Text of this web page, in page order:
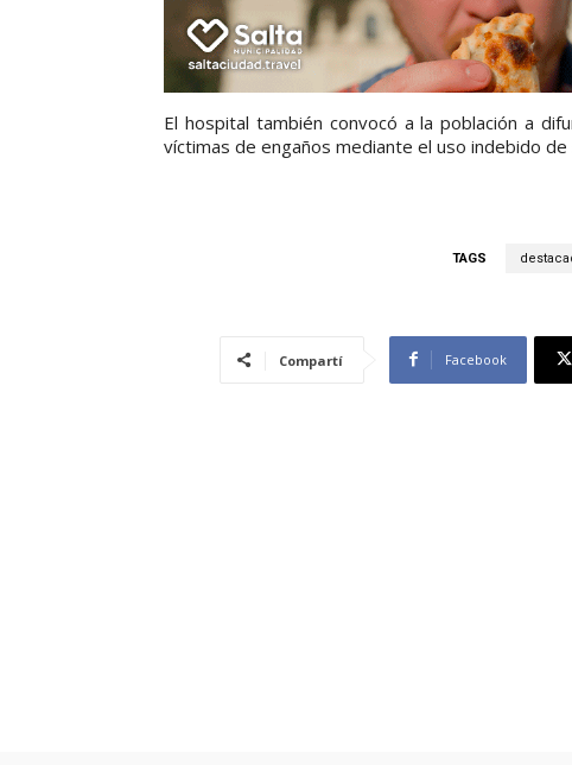
El hospital también convocó a la población a
víctimas de engaños mediante el uso indebido
TAGS
Compartí Facebook